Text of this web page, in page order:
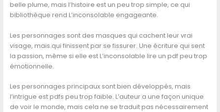
belle plume, mais l’histoire est un peu trop simple, ce qui
bibliothèque rend L’inconsolable engageante.
Les personnages sont des masques qui cachent leur vrai
visage, mais qui finissent par se fissurer. Une écriture qui sent
la passion, même si elle est L’inconsolable lire un pdf peu trop
émotionnelle.
Les personnages principaux sont bien développés, mais
l’intrigue est pdfs peu trop faible. L’auteur a une façon unique
de voir le monde, mais cela ne se traduit pas nécessairement